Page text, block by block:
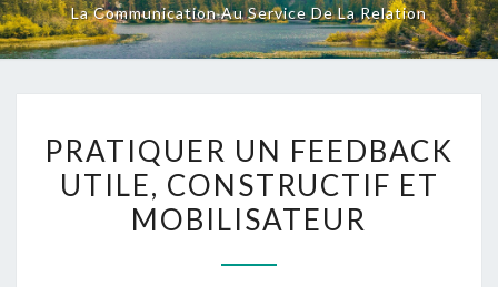
La Communication Au Service De La Relation
UN
FEEDBACK
UTILE,
PRATIQUER UN FEEDBACK
UTILE, CONSTRUCTIF ET
MOBILISATEUR